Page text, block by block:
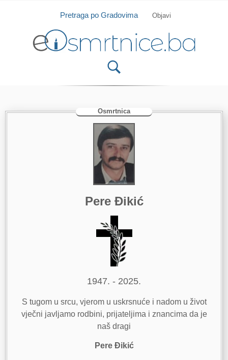
Isprobajte našu Android i IOS aplikaciju
Pretraga po Gradovima Objavi
Osmrtnica
Pere Đikić
1947. - 2025.
S tugom u srcu, vjerom u uskrsnuće i nadom u život
vječni javljamo rodbini, prijateljima i znancima da je
naš dragi
Pere Đikić